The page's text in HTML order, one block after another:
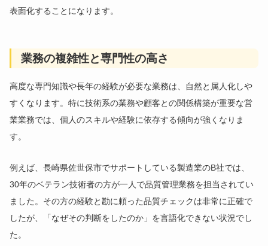
表面化することになります。
業務の複雑性と専門性の高さ
高度な専門知識や長年の経験が必要な業務は、自然と属人化しや
すくなります。特に技術系の業務や顧客との関係構築が重要な営
業業務では、個人のスキルや経験に依存する傾向が強くなりま
す。
例えば、長崎県佐世保市でサポートしている製造業のB社では、
30年のベテラン技術者の方が一人で品質管理業務を担当されてい
ました。その方の経験と勘に頼った品質チェックは非常に正確で
したが、「なぜその判断をしたのか」を言語化できない状況でし
た。